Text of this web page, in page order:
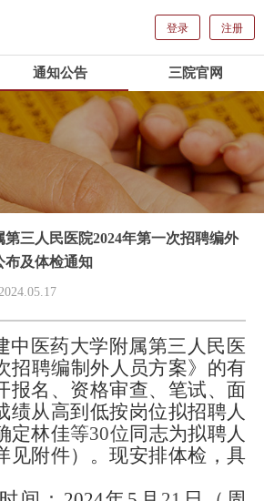
通知公告 三院官网
登录 注册
三人民医院2024年第一次招聘编外
布及体检通知
中医药大学附属第三人民医
招聘编制外人员方案》的有
报名、资格审查、 笔试、面
绩从高到低按岗位拟招聘人
定林佳等30位 同志为拟聘人
见附件）。 现安排体检， 具